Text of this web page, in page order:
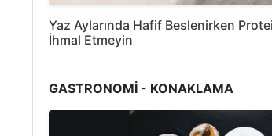
Yaz Aylarında Hafif Beslenirken
İhmal Etmeyin
GASTRONOMİ - KONAKLAMA